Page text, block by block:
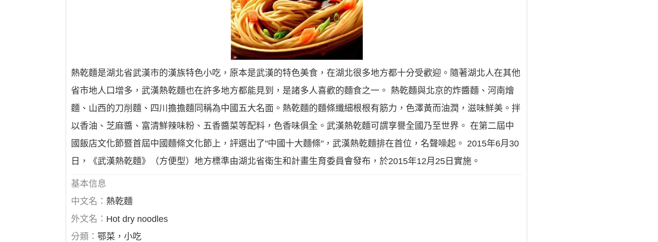
熱乾麵是湖北省武漢市的漢族特色小吃，原本是武漢的特色美食，在湖北很多地方都十分受歡迎。隨著湖北人在其他
省市地人口增多，武漢熱乾麵也在許多地方都能見到，是諸多人喜歡的麵食之一。 熱乾麵與北京的炸醬麵、河南燴
麵、山西的刀削麵、四川擔擔麵同稱為中國五大名面。熱乾麵的麵條纖細根根有筋力，色澤黃而油潤，滋味鮮美。拌
以香油、芝麻醬、富清鮮辣味粉、五香醬菜等配料，色香味俱全。武漢熱乾麵可謂享譽全國乃至世界。 在第二屆中
國飯店文化節暨首屆中國麵條文化節上，評選出了"中國十大麵條"，武漢熱乾麵排在首位，名聲噪起。 2015年6月30
日，《武漢熱乾麵》（方便型）地方標準由湖北省衛生和計畫生育委員會發布，於2015年12月25日實施。
基本信息
中文名： 熱乾麵
外文名： Hot dry noodles
分類：鄂菜，小吃